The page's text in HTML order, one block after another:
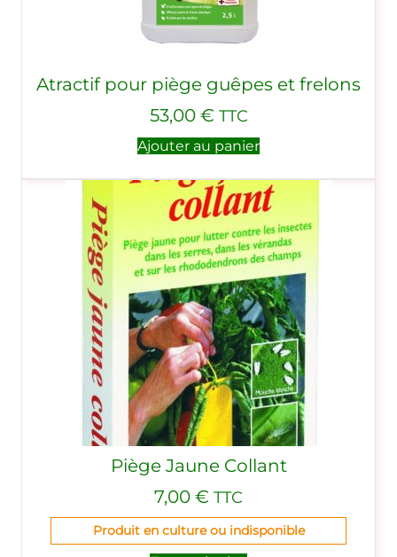
Atractif pour piège guêpes et frelons
53,00 € TTC
Ajouter au panier
Piège Jaune Collant
7,00 € TTC
Produit en culture ou indisponible